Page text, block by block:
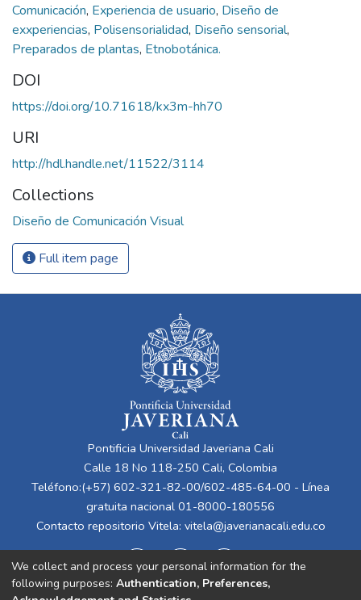
Comunicación, Experiencia de usuario, Diseño de
exxperiencias, Polisensorialidad, Diseño sensorial,
Preparados de plantas, Etnobotánica.
DOI
https://doi.org/10.71618/kx3m-hh70
URI
http://hdl.handle.net/11522/3114
Collections
Diseño de Comunicación Visual
Full item page
Pontificia Universidad Javeriana Cali
Calle 18 No 118-250 Cali, Colombia
Teléfono:(+57) 602-321-82-00/602-485-64-00 - Línea
gratuita nacional 01-8000-180556
Contacto repositorio Vitela: vitela@javerianacali.edu.co
We collect and process your personal information for the
following purposes: Authentication, Preferences,